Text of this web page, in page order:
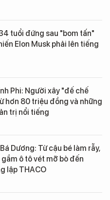
tuổi đứng sau "bom tấn"
Elon Musk phải lên tiếng
Phi: Người xây "đế chế
hơn 80 triệu đồng và những
trị nổi tiếng
Dương: Từ cậu bé làm rẫy,
gầm ô tô vét mỡ bò đến
lập THACO